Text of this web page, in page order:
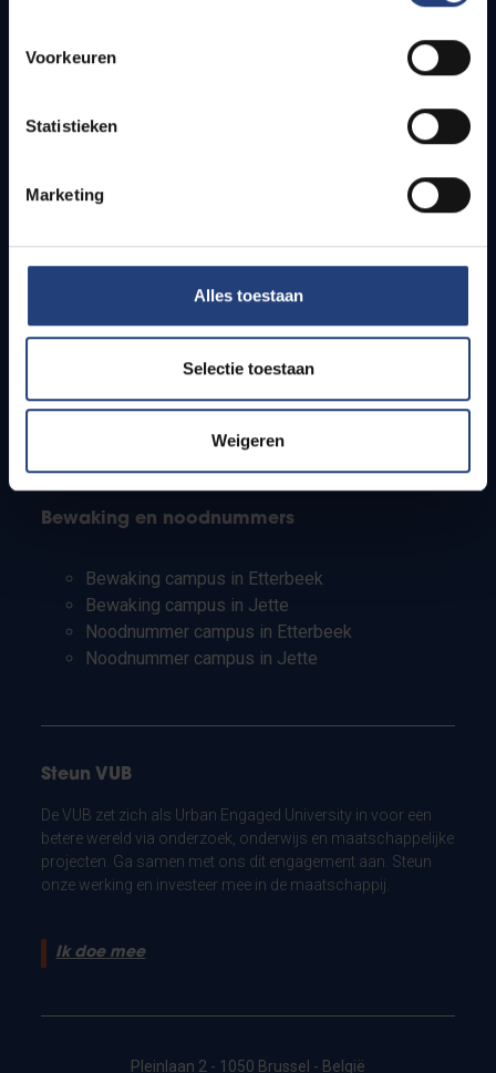
Voorkeuren
Statistieken
Marketing
Alles toestaan
Selectie toestaan
Weigeren
Bereikbaarheid
Studenten
PhD-studenten
Leerkrachten en secundaire scholen
Bewaking en noodnummers
Bewaking campus in Etterbeek
Bewaking campus in Jette
Noodnummer campus in Etterbeek
Noodnummer campus in Jette
Steun VUB
De VUB zet zich als Urban Engaged University in voor een
betere wereld via onderzoek, onderwijs en maatschappelijke
projecten. Ga samen met ons dit engagement aan. Steun
onze werking en investeer mee in de maatschappij.
Ik doe mee
Pleinlaan 2 - 1050 Brussel - België